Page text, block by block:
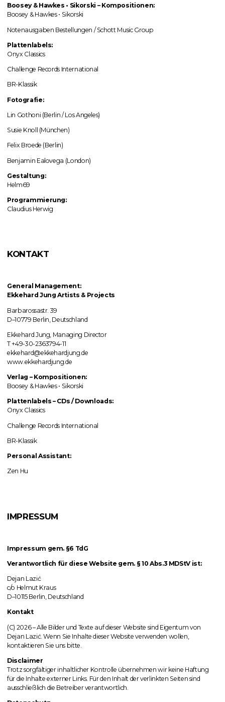
Boosey & Hawkes • Sikorski –Kompositionen:
Boosey & Hawkes • Sikorski
Notenausgaben Bestellungen / Schott Music Group
Plattenlabels:
Onyx Classics
Challenge Records International
BR-Klassik
Fotografie:
Lin Gothoni (Berlin / Los Angeles)
Susie Knoll (München)
Felix Broede (Berlin)
Benjamin Ealovega (London)
Gestaltung:
Helm69
Programmierung:
Claudius Herwig
KONTAKT
General Management:
Ekkehard Jung Artists & Projects
Barbarossastr. 39
D–10779 Berlin, Deutschland
Ekkehard Jung, Managing Director
T +49-30-2363794-11
ekkehard@ekkehardjung.de
www.ekkehardjung.de
Verlag –Kompositionen:
Boosey & Hawkes • Sikorski
Plattenlabels– CDs / Downloads:
Onyx Classics
Challenge Records International
BR-Klassik
Personal Assistant:
Zen Hu
IMPRESSUM
Impressum gem. §6 TdG
Verantwortlich für diese Website gem. § 10 Abs.3 MDStV ist:
Dejan Lazić
c/o Helmut Kraus
D–10115 Berlin, Deutschland
Kontakt
(C) 2026 – Alle Bilder und Texte auf dieser Website sind Eigentum von
Dejan Lazić. Wenn Sie Inhalte dieser Website verwenden wollen,
kontaktieren Sie uns bitte.
Disclaimer
Trotz sorgfältiger inhaltlicher Kontrolle übernehmen wir keine Haftung
für die Inhalte externer Links. Für den Inhalt der verlinkten Seiten sind
ausschließlich die Betreiber verantwortlich.